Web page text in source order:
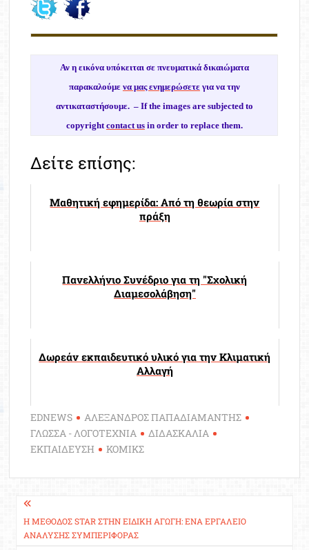
Αν η εικόνα υπόκειται σε πνευματικά δικαιώματα
παρακαλούμε να μας ενημερώσετεγια να την
αντικαταστήσουμε. – If the images are subjected to
copyrightcontact usin order to replace them.
Δείτε επίσης:
Μαθητική εφημερίδα: Από τη θεωρία στην
πράξη
Πανελλήνιο Συνέδριο για τη "Σχολική
Διαμεσολάβηση"
Δωρεάν εκπαιδευτικό υλικό για την Κλιματική
Αλλαγή
EDNEWS
ΑΛΕΞΑΝΔΡΟΣ ΠΑΠΑΔΙΑΜΑΝΤΗΣ
ΓΛΩΣΣΑ - ΛΟΓΟΤΕΧΝΙΑ
ΔΙΔΑΣΚΑΛΙΑ
ΕΚΠΑΙΔΕΥΣΗ
ΚΟΜΙΚΣ
Πλοήγηση
άρθρων
Η ΜΈΘΟΔΟΣ STAR ΣΤΗΝ ΕΙΔΙΚΉ ΑΓΩΓΉ: ΈΝΑ ΕΡΓΑΛΕΊΟ
ΑΝΆΛΥΣΗΣ ΣΥΜΠΕΡΙΦΟΡΆΣ